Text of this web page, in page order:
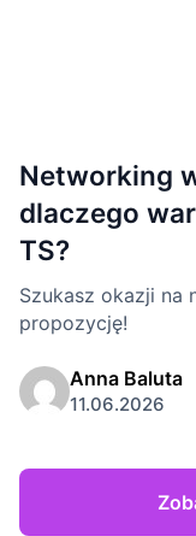
Networking
dlaczego
TS?
Szukasz okazji na
propozycję!
Anna Baluta
11.06.2026